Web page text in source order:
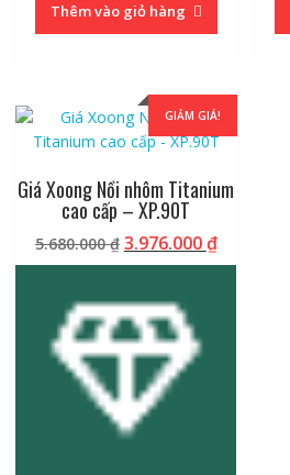
Thêm vào giỏ hàng
GIẢM GIÁ!
Giá Xoong Nồi nhôm Titanium
cao cấp – XP.90T
5.680.000₫ Giá
gốc
5.680.000 ₫.
3.976.000₫Giá
hiện